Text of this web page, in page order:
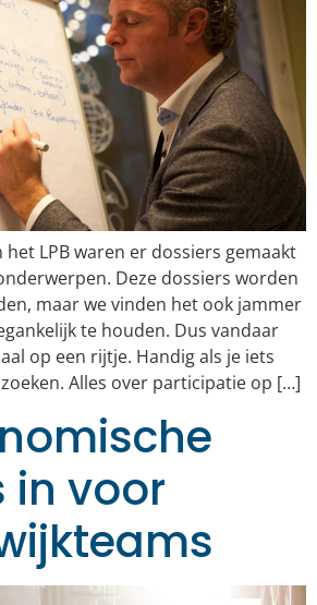
het LPB waren er dossiers gemaakt
Deze dossiers worden
maar we vinden het ook jammer
te houden. Dus vandaar
op een rijtje. Handig als je iets
Alles over participatie op […]
in voor